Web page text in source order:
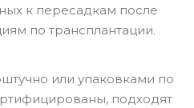
к пересадкам после
по трансплантации.
или упаковками по
подходят